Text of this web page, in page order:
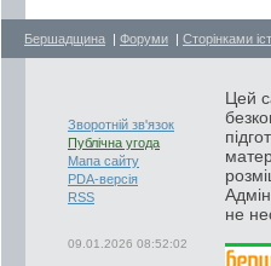
Бершадщина | Форуми | Сторінками
Зворотній зв'язок
Публічна угода
Мапа сайту
PDA-версія
RSS
09.01.2026 08:52:02
Цей
не